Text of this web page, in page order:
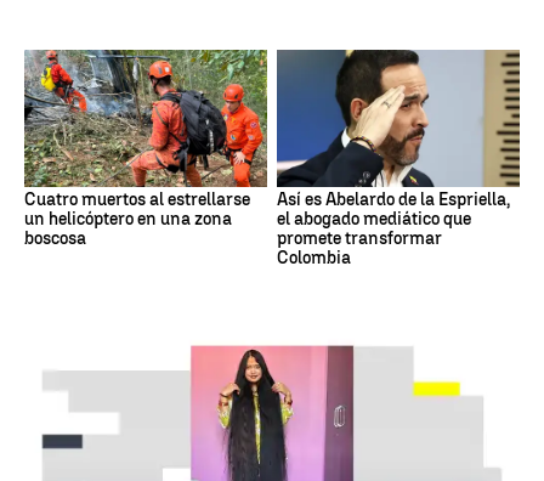
Cuatro muertos al estrellarse
un helicóptero en una zona
boscosa
Así es Abelardo de la Espriella,
el abogado mediático que
promete transformar
Colombia